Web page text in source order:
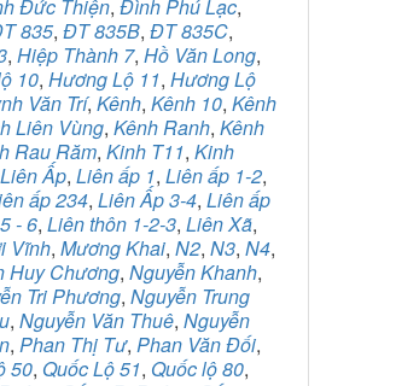
Đức Thiện, Đình Phú Lạc,
835, ĐT 835B, ĐT 835C,
, Hiệp Thành 7, Hồ Văn Long,
10, Hương Lộ 11, Hương Lộ
Văn Trí, Kênh, Kênh 10, Kênh
Liên Vùng, Kênh Ranh, Kênh
Rau Răm, Kinh T11, Kinh
Liên Ấp, Liên ấp 1, Liên ấp 1-2,
ấp 234, Liên Ấp 3-4, Liên ấp
- 6, Liên thôn 1-2-3, Liên Xã,
Vĩnh, Mương Khai, N2, N3, N4,
Huy Chương, Nguyễn Khanh,
Tri Phương, Nguyễn Trung
, Nguyễn Văn Thuê, Nguyễn
, Phan Thị Tư, Phan Văn Đối,
50, Quốc Lộ 51, Quốc lộ 80,